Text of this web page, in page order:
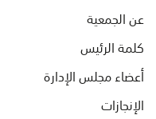
عن الجمعية
كلمة الرئيس
أعضاء مجلس الإدارة
الإنجازات